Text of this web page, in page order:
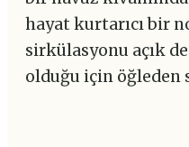
hayat kurtarıcı bir
sirkülasyonu açık
olduğu için öğleden